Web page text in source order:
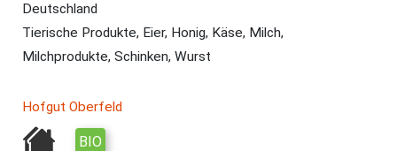
Deutschland
Tierische Produkte, Eier, Honig, Käse, Milch,
Milchprodukte, Schinken, Wurst
Hofgut Oberfeld
BIO